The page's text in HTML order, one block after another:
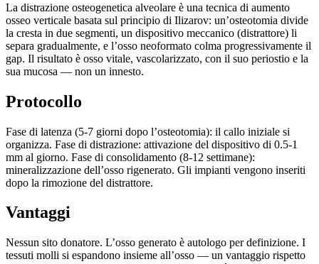
La distrazione osteogenetica alveolare è una tecnica di aumento
osseo verticale basata sul principio di Ilizarov: un’osteotomia divide
la cresta in due segmenti, un dispositivo meccanico (distrattore) li
separa gradualmente, e l’osso neoformato colma progressivamente il
gap. Il risultato è osso vitale, vascolarizzato, con il suo periostio e la
sua mucosa — non un innesto.
Protocollo
Fase di latenza (5-7 giorni dopo l’osteotomia): il callo iniziale si
organizza. Fase di distrazione: attivazione del dispositivo di 0.5-1
mm al giorno. Fase di consolidamento (8-12 settimane):
mineralizzazione dell’osso rigenerato. Gli impianti vengono inseriti
dopo la rimozione del distrattore.
Vantaggi
Nessun sito donatore. L’osso generato è autologo per definizione. I
tessuti molli si espandono insieme all’osso — un vantaggio rispetto